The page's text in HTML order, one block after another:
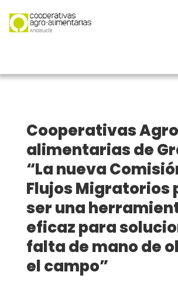
Cooperativas
alimentarias de
“La nueva
Flujos Migratorios
ser una
eficaz para
falta de mano de
el campo”